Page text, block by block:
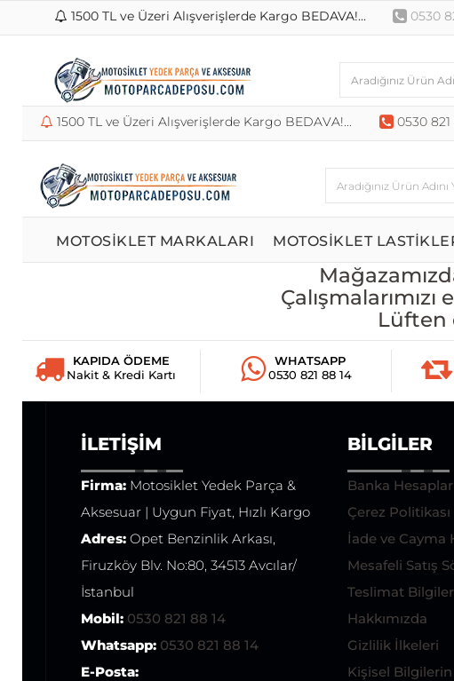
1500 TL ve Üzeri Alışverişlerde Kargo BEDAVA!... 0530
1500 TL ve Üzeri Alışverişlerde Kargo BEDAVA!... 0530 821
MOTOSİKLET MARKALARI MOTOSİKLET
Lüften
KAPIDA ÖDEME
Nakit & Kredi Kartı
WHATSAPP
0530 821 88 14
İLETIŞIM
Firma: Motosiklet Yedek Parça &
Aksesuar | Uygun Fiyat, Hızlı Kargo
Adres: Opet Benzinlik Arkası,
Firuzköy Blv. No:80, 34513 Avcılar/
İstanbul
Mobil: 0530 821 88 14
Whatsapp: 0530 821 88 14
E-Posta:
BILGILER
Banka
Çerez Politikası
İade ve Cayma
Mesafeli Satış
Teslimat
Hakkımızda
Gizlilik İlkeleri
Kişisel